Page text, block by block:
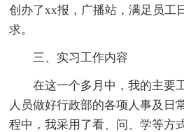
创办了xx报，广播站，满足员工
求。
三、实习工作内容
在这一个多月中，我的主要
人员做好行政部的各项人事及日
程中，我采用了看、问、学等方